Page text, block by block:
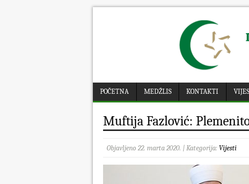
POČETNA MEDŽLIS KONTAKTI
Muftija Fazlović:
Objavljeno 22. marta 2020. | Kategorija: Vijesti